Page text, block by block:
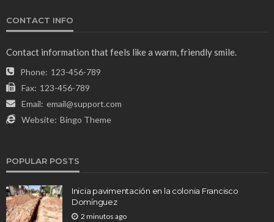
CONTACT INFO
Contact information that feels like a warm, friendly smile.
Phone: 123-456-789
Fax: 123-456-789
Email: email@support.com
Website: Bingo Theme
POPULAR POSTS
Inicia pavimentación en la colonia Francisco
Domínguez
2 minutos ago